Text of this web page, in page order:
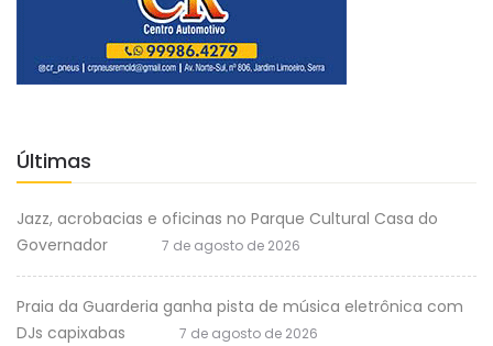
Últimas
Jazz, acrobacias e oficinas no Parque Cultural Casa do
Governador
7 de agosto de 2026
Praia da Guarderia ganha pista de música eletrônica com
DJs capixabas
7 de agosto de 2026